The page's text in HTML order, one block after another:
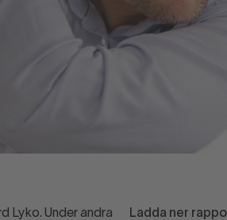
Lyko. Under andra
Ladda ner